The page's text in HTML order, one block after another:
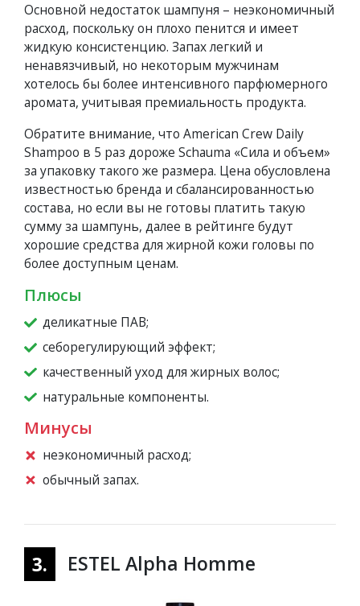
Основной недостаток шампуня – неэкономичный
расход, поскольку он плохо пенится и имеет
жидкую консистенцию. Запах легкий и
ненавязчивый, но некоторым мужчинам
хотелось бы более интенсивного парфюмерного
аромата, учитывая премиальность продукта.
Обратите внимание, что American Crew Daily
Shampoo в 5 раз дороже Schauma «Сила и объем»
за упаковку такого же размера. Цена обусловлена
известностью бренда и сбалансированностью
состава, но если вы не готовы платить такую
сумму за шампунь, далее в рейтинге будут
хорошие средства для жирной кожи головы по
более доступным ценам.
Плюсы
деликатные ПАВ;
себорегулирующий эффект;
качественный уход для жирных волос;
натуральные компоненты.
Минусы
неэкономичный расход;
обычный запах.
3. ESTEL Alpha Homme